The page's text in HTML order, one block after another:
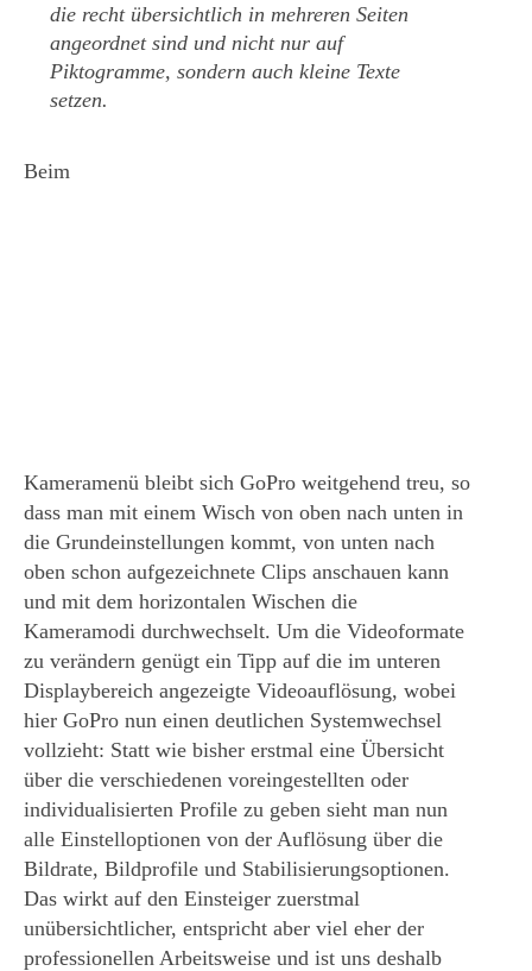
die recht übersichtlich in mehreren Seiten
angeordnet sind und nicht nur auf
Piktogramme, sondern auch kleine Texte
setzen.
Beim
Kameramenü bleibt sich GoPro weitgehend treu, so
dass man mit einem Wisch von oben nach unten in
die Grundeinstellungen kommt, von unten nach
oben schon aufgezeichnete Clips anschauen kann
und mit dem horizontalen Wischen die
Kameramodi durchwechselt. Um die Videoformate
zu verändern genügt ein Tipp auf die im unteren
Displaybereich angezeigte Videoauflösung, wobei
hier GoPro nun einen deutlichen Systemwechsel
vollzieht: Statt wie bisher erstmal eine Übersicht
über die verschiedenen voreingestellten oder
individualisierten Profile zu geben sieht man nun
alle Einstelloptionen von der Auflösung über die
Bildrate, Bildprofile und Stabilisierungsoptionen.
Das wirkt auf den Einsteiger zuerstmal
unübersichtlicher, entspricht aber viel eher der
professionellen Arbeitsweise und ist uns deshalb